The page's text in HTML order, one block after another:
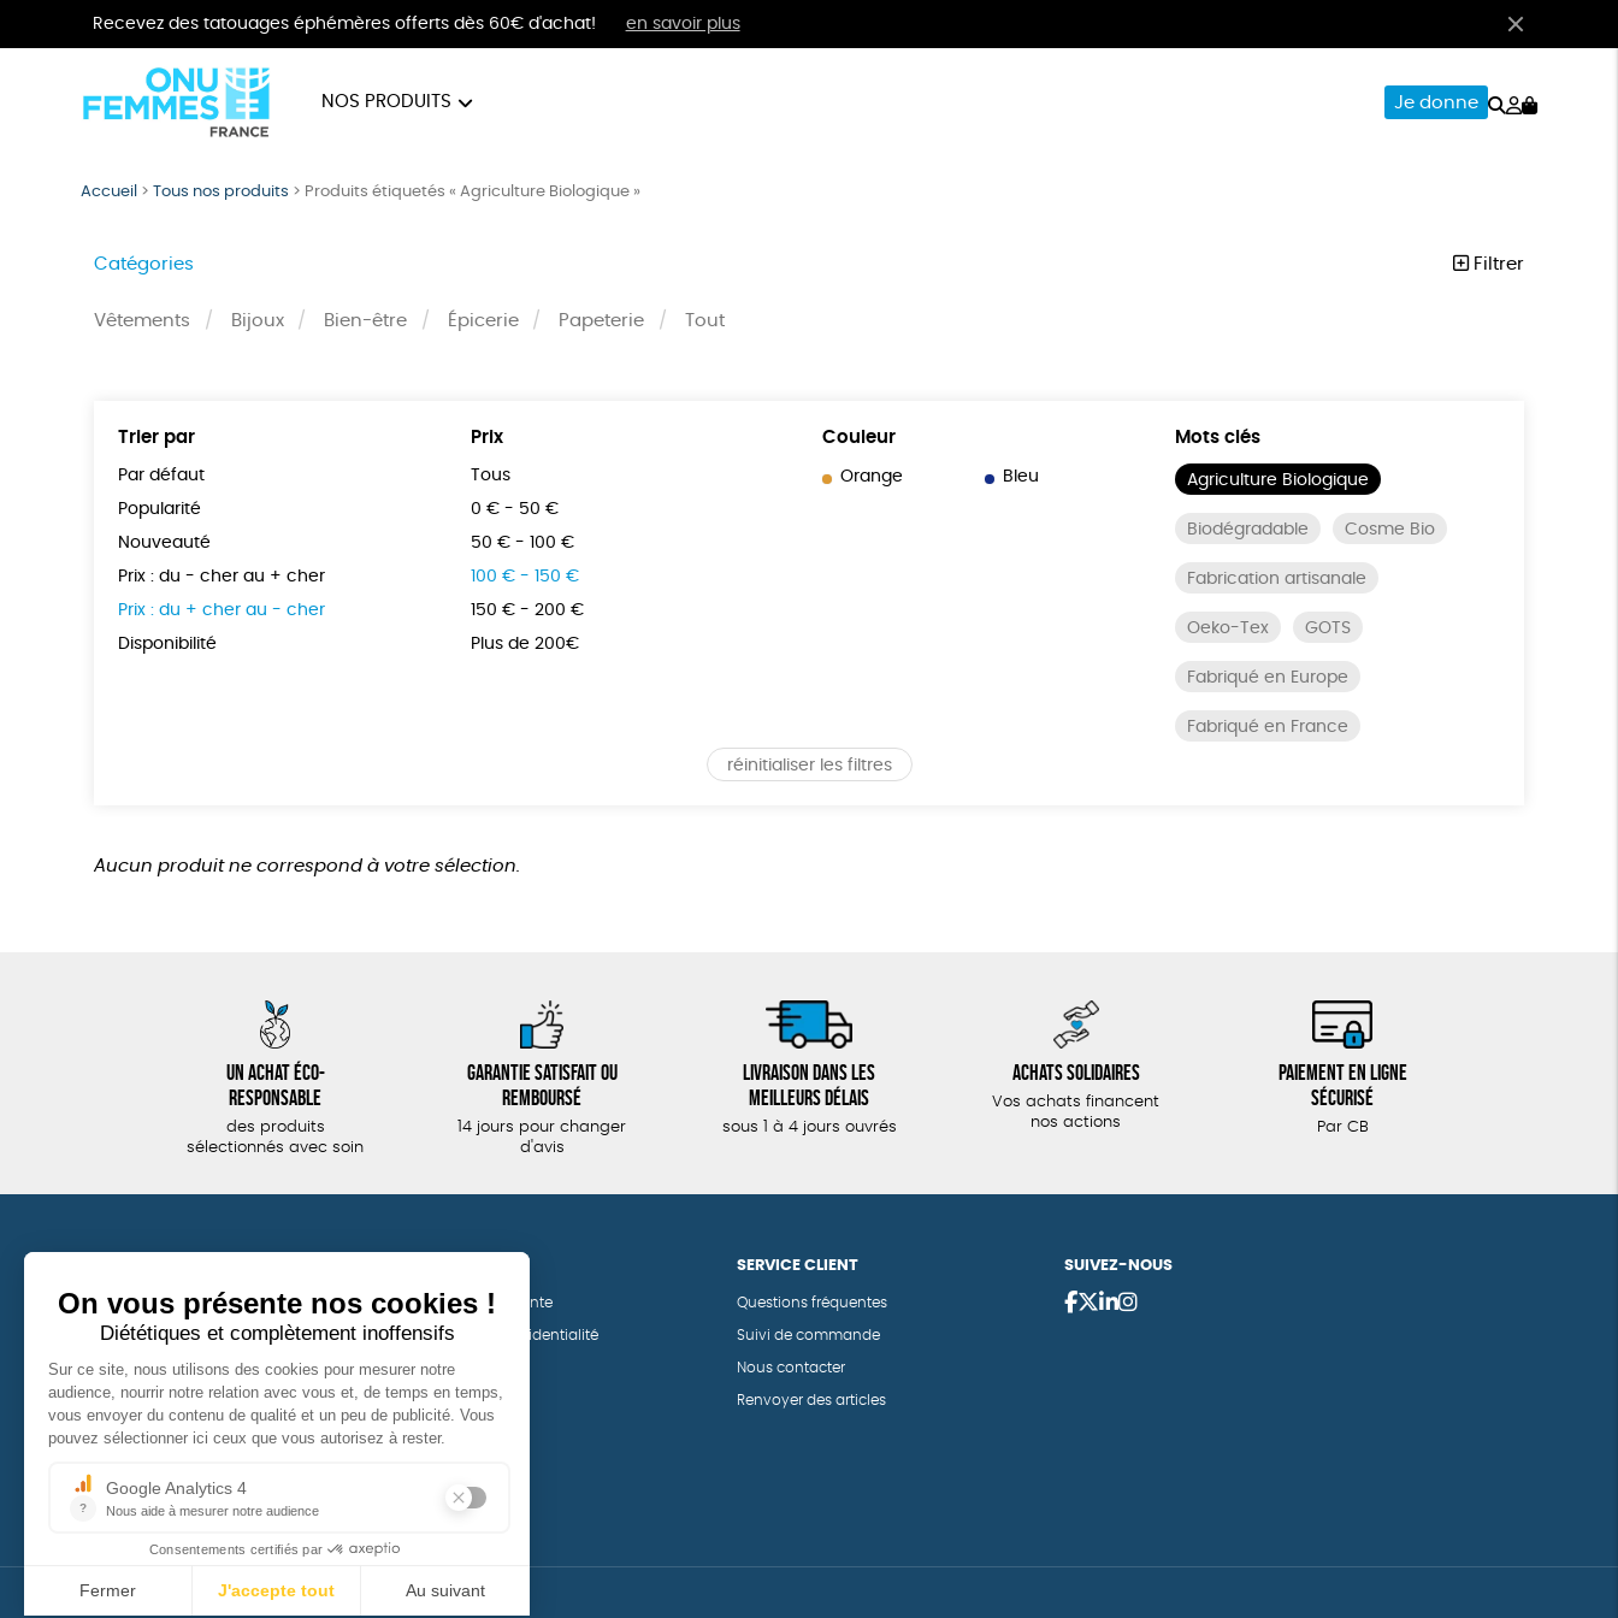
Recevez des tatouages éphémères offerts dès 60€ d'achat! en savoir plus
NOS PRODUITS Je donne Rechercher
Mon
Accueil >Tous nos produits > Produits étiquetés « Agriculture Biologique »
Catégories Filtrer
Vêtements Bijoux Bien-être Épicerie Papeterie Tout
Trier par
Par défaut
Popularité
Nouveauté
Prix : du - cher au + cher
Prix : du + cher au - cher
Disponibilité
Prix
Tous
0 € - 50 €
50 € - 100 €
100 € - 150 €
150 € - 200 €
Plus de 200€
Couleur
Orange Bleu
Mots clés
Agriculture Biologique
Biodégradable Cosme Bio
Fabrication artisanale
Oeko-Tex GOTS
Fabriqué en Europe
Fabriqué en France
réinitialiser les filtres
Aucun produit ne correspond à votre sélection.
Un achat éco-
responsable
des produits
sélectionnés avec soin
Garantie satisfait ou
remboursé
14 jours pour changer
d'avis
Livraison dans les
meilleurs délais
sous 1 à 4 jours ouvrés
Achats solidaires
Vos achats financent
nos actions
Paiement en ligne
sécurisé
Par CB
Vêtements
Bijoux
Bien-être
Épicerie
Papeterie
Conditions de vente
Politique de confidentialité
Mentions légales
SERVICE CLIENT
Questions fréquentes
Suivi de commande
Nous contacter
Renvoyer des articles
SUIVEZ-NOUS